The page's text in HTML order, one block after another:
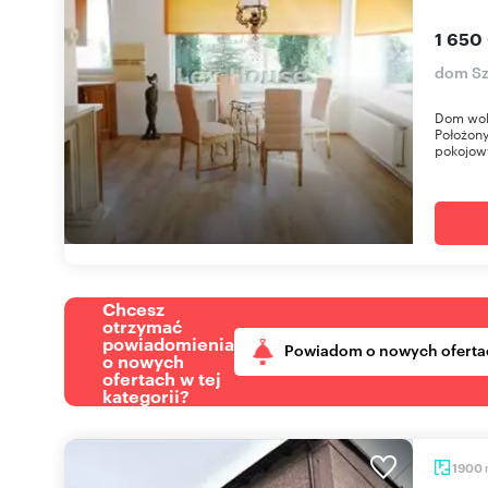
1 650
dom
Dom
Chcesz
otrzymać
powiadomienia
o nowych
ofertach w tej
kategorii?
Powiadom o nowych
1900